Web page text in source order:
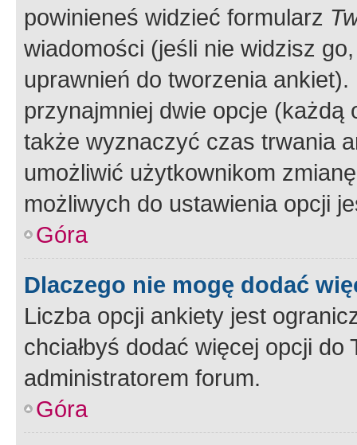
powinieneś widzieć formularz
wiadomości (jeśli nie widzisz
uprawnień do tworzenia
przynajmniej dwie opcje
także wyznaczyć czas trwania
umożliwić użytkownikom
możliwych do ustawienia opcji
Góra
Dlaczego nie mogę dodać
Liczba opcji ankiety jest
chciałbyś dodać więcej opcji
administratorem forum.
Góra